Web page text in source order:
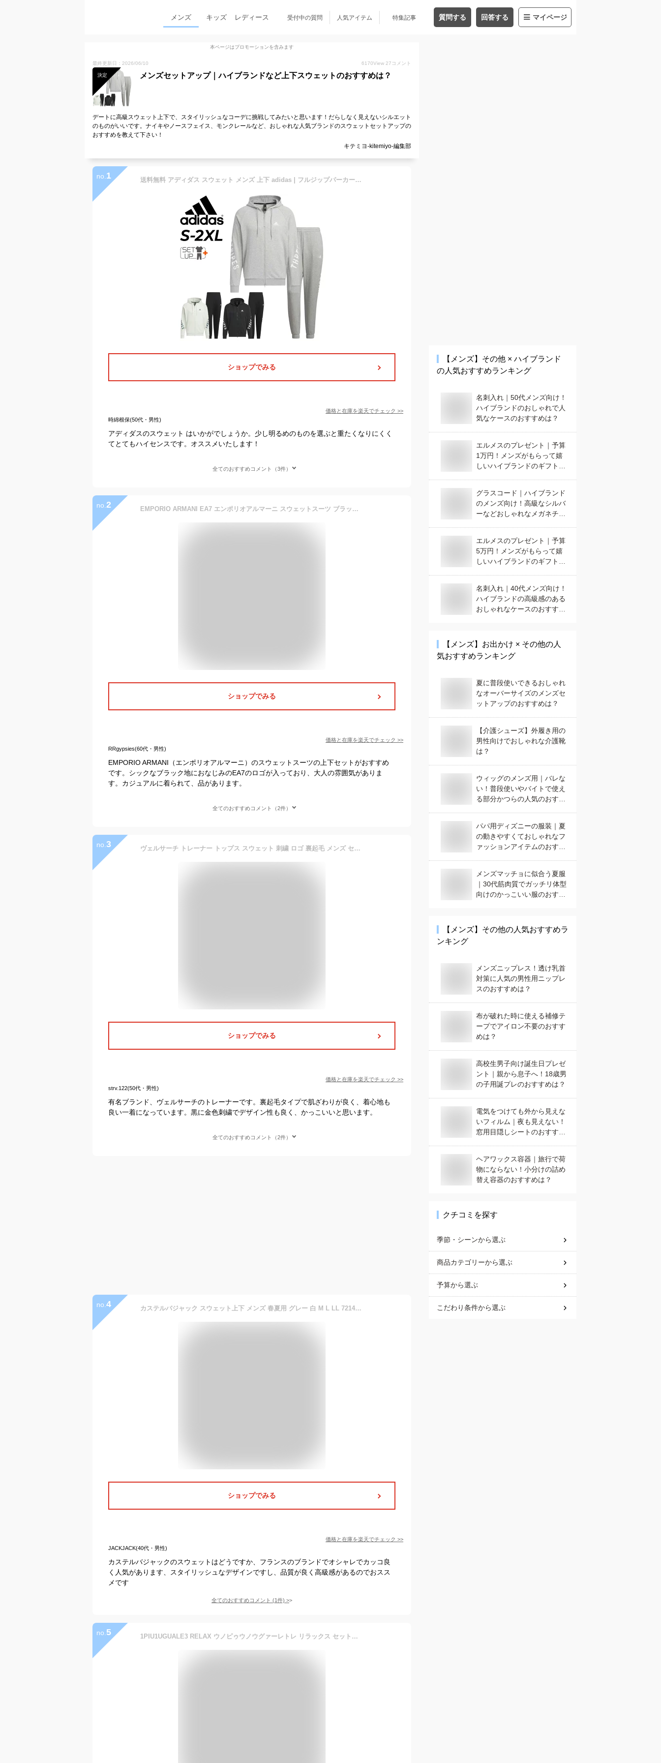
メンズ キッズ レディース 受付中の質問 人気アイテム 特集記事 質問する 回答する マイページ
本ページはプロモーションを含みます
最終更新日：2026/06/10 6170View 27 コメント
決定 メンズセットアップ｜ハイブランドなど上下スウェットのおすすめは？
デートに高級スウェット上下で、スタイリッシュなコーデに挑戦してみたいと思います！だらしなく見えないシルエット
のものがいいです。ナイキやノースフェイス、モンクレールなど、おしゃれな人気ブランドのスウェットセットアップの
おすすめを教えて下さい！
キテミヨ-kitemiyo-編集部
no. 1 送料無料 アディダス スウェット メンズ 上下 adidas | フルジップパーカー ロングパンツ セットアップ スポーツウェア ウエア カジュアル 上下組 スエット 裏毛タイプ ルーズフィット ルームウェア ブランド アパレル 上下セット 前開き パーカー 黒 グレー JSY27-JSY34
ショップでみる
価格と在庫を楽天でチェック >>
時綿根保(50代・男性)
アディダスのスウェット はいかがでしょうか。少し明るめのものを選ぶと重たくなりにくく
てとてもハイセンスです。オススメいたします！
全てのおすすめコメント（3件）
no. 2 EMPORIO ARMANI EA7 エンポリオアルマーニ スウェットスーツ ブラック 6DPV70 PJHCZ 1200 トラックスーツ ダブルジップ開閉 トラックジャケット パーカー パンツ 上下セット セットアップ メンズ売れ筋
ショップでみる
価格と在庫を楽天でチェック >>
RRgypsies(60代・男性)
EMPORIO ARMANI（エンポリオアルマーニ）のスウェットスーツの上下セットがおすすめ
です。シックなブラック地におなじみのEA7のロゴが入っており、大人の雰囲気がありま
す。カジュアルに着られて、品があります。
全てのおすすめコメント（2件）
no. 3 ヴェルサーチ トレーナー トップス スウェット 刺繍 ロゴ 裏起毛 メンズ セットアップ VERSACE ブランド 1011852 ブラック 黒 ゴールド
ショップでみる
価格と在庫を楽天でチェック >>
strv.122(50代・男性)
有名ブランド、ヴェルサーチのトレーナーです。裏起毛タイプで肌ざわりが良く、着心地も
良い一着になっています。黒に金色刺繍でデザイン性も良く、かっこいいと思います。
全てのおすすめコメント（2件）
no. 4 カステルバジャック スウェット上下 メンズ 春夏用 グレー 白 M L LL 7214179108【 あす楽 送料無料 】 [ CASTELBAJAC ブルゾン パーカー スウェット トレーナー 大きいサイズ かっこいい プレゼント ギフト セール アウトレット アウター セットアップ 服 ]
ショップでみる
価格と在庫を楽天でチェック >>
JACKJACK(40代・男性)
カステルバジャックのスウェットはどうですか、フランスのブランドでオシャレでカッコ良
く人気があります、スタイリッシュなデザインですし、品質が良く高級感があるのでおスス
メです
全てのおすすめコメント (1件) >
no. 5 1PIU1UGUALE3 RELAX ウノピゥウノウグァーレトレ リラックス セットアップ ラインストーン刺繍ロゴスウェットパーカー&ロングパンツ メンズ 上下セット カジュアル ブランド おしゃれ ウノピュウ
【メンズ】 その他 × ハイブランド
の人気おすすめランキング
名刺入れ｜50代メンズ向け！
ハイブランドのおしゃれで人
気なケースのおすすめは？
エルメスのプレゼント｜予算
1万円！メンズがもらって嬉
しいハイブランドのギフトの
グラスコード｜ハイブランド
のメンズ向け！高級なシルバ
ーなどおしゃれなメガネチェ
エルメスのプレゼント｜予算
5万円！メンズがもらって嬉
しいハイブランドのギフトの
名刺入れ｜40代メンズ向け！
ハイブランドの高級感のある
おしゃれなケースのおすすめ
【メンズ】 お出かけ × その他の人
気おすすめランキング
夏に普段使いできるおしゃれ
なオーバーサイズのメンズセ
ットアップのおすすめは？
【介護シューズ】外履き用の
男性向けでおしゃれな介護靴
は？
ウィッグのメンズ用｜バレな
い！普段使いやバイトで使え
る部分かつらの人気のおすす
パパ用ディズニーの服装｜夏
の動きやすくておしゃれなフ
ァッションアイテムのおすす
メンズマッチョに似合う夏服
｜30代筋肉質でガッチリ体型
向けのかっこいい服のおすす
【メンズ】 その他の人気おすすめラ
ンキング
メンズニップレス！透け乳首
対策に人気の男性用ニップレ
スのおすすめは？
布が破れた時に使える補修テ
ープでアイロン不要のおすす
めは？
高校生男子向け誕生日プレゼ
ント｜親から息子へ！18歳男
の子用誕プレのおすすめは？
電気をつけても外から見えな
いフィルム｜夜も見えない！
窓用目隠しシートのおすすめ
ヘアワックス容器｜旅行で荷
物にならない！小分けの詰め
替え容器のおすすめは？
クチコミを探す
季節・シーンから選ぶ
商品カテゴリーから選ぶ
予算から選ぶ
こだわり条件から選ぶ